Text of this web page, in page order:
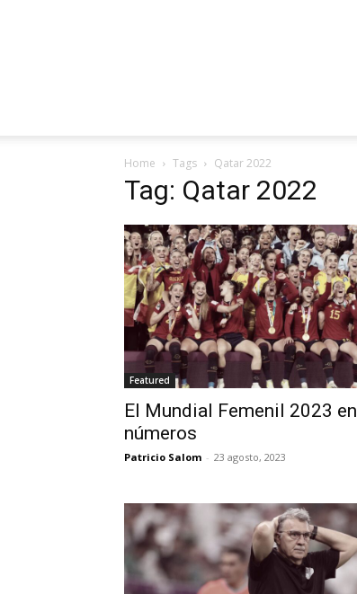
Home Tags Qatar 2022
Tag: Qatar 2022
Featured
El Mundial Femenil 2023 en
números
Patricio Salom - 23 agosto, 2023